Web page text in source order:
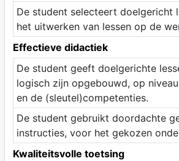
De student selecteert doelgericht
het uitwerken van lessen op de
Effectieve didactiek
De student geeft doelgerichte
logisch zijn opgebouwd, op
en de (sleutel)competenties.
De student gebruikt doordachte
instructies, voor het gekozen
Kwaliteitsvolle toetsing